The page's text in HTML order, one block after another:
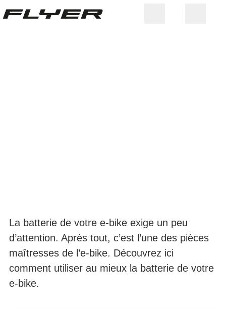
BATTERIE ET
AUTONOMIE
La batterie de votre e-bike exige un peu
d’attention. Après tout, c’est l’une des pièces
maîtresses de l’e-bike. Découvrez ici
comment utiliser au mieux la batterie de votre
e-bike.